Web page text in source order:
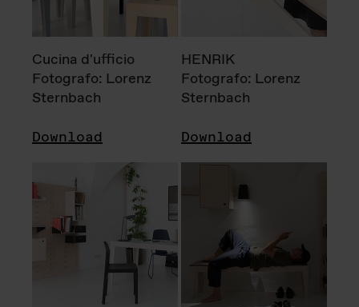
Cucina d'ufficio
Fotografo: Lorenz
Sternbach
Download
HENRIK
Fotografo: Lorenz
Sternbach
Download